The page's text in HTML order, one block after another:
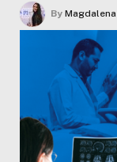
By